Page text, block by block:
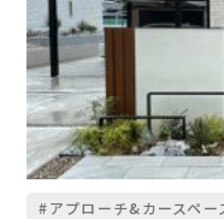
#アプローチ&カースペー